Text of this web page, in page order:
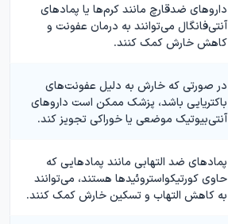
داروهای ضدقارچ مانند کرم‌ها یا پمادهای
آنتی‌فانگال می‌توانند به درمان عفونت و
کاهش خارش کمک کنند.
در صورتی که خارش به دلیل عفونت‌های
باکتریایی باشد، پزشک ممکن است داروهای
آنتی‌بیوتیک موضعی یا خوراکی تجویز کند.
پمادهای ضد التهابی مانند پمادهایی که
حاوی کورتیکواستروئیدها هستند، می‌توانند
به کاهش التهاب و تسکین خارش کمک کنند.